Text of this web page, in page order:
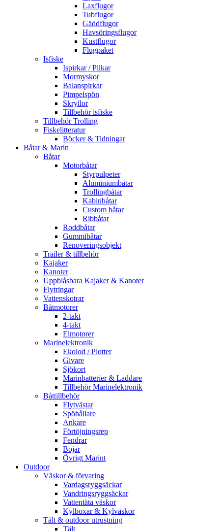
Laxflugor
Tubflugor
Gäddflugor
Havsöringsflugor
Kustflugor
Flugpaket
Isfiske
Ispirkar / Pilkar
Mormyskor
Balanspirkar
Pimpelspön
Skryllor
Tillbehör isfiske
Tillbehör Trolling
Fiskelitteratur
Böcker & Tidningar
Båtar & Marin
Båtar
Motorbåtar
Styrpulpeter
Aluminiumbåtar
Trollingbåtar
Kabinbåtar
Custom båtar
Ribbåtar
Roddbåtar
Gummibåtar
Renoveringsobjekt
Trailer & tillbehör
Kajaker
Kanoter
Uppblåsbara Kajaker & Kanoter
Flytringar
Vattenskotrar
Båtmotorer
2-takt
4-takt
Elmotorer
Marinelektronik
Ekolod / Plotter
Givare
Sjökort
Marinbatterier & Laddare
Tillbehör Marinelektronik
Båttillbehör
Flytvästar
Spöhållare
Ankare
Förtöjningsrep
Fendrar
Bojar
Övrigt Marint
Outdoor
Väskor & förvaring
Vardagsryggsäckar
Vandringsryggsäckar
Vattentäta väskor
Kylboxar & Kylväskor
Tält & outdoor utrustning
Tält